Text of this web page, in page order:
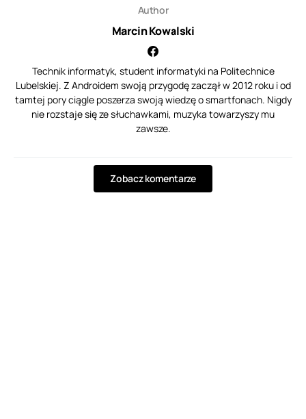
Author
Marcin Kowalski
Technik informatyk, student informatyki na Politechnice
Lubelskiej. Z Androidem swoją przygodę zaczął w 2012 roku i od
tamtej pory ciągle poszerza swoją wiedzę o smartfonach. Nigdy
nie rozstaje się ze słuchawkami, muzyka towarzyszy mu
zawsze.
Zobacz komentarze